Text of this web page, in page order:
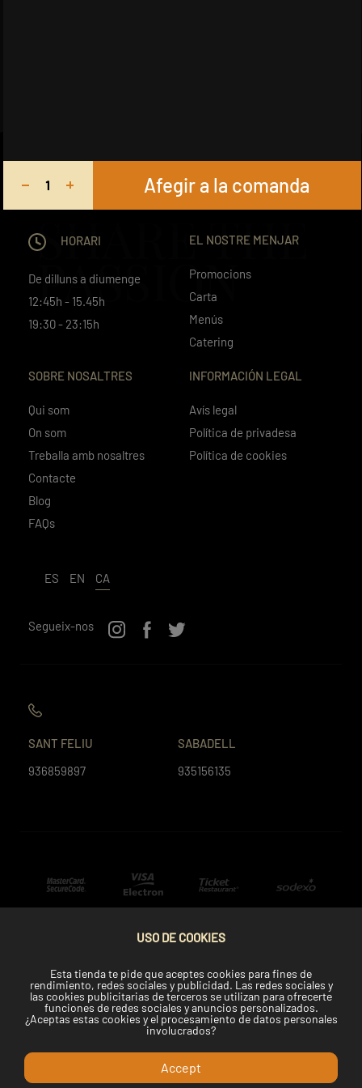
SHARE THE
PASSION
HORARI
De dilluns a diumenge
12:45h - 15.45h
19:30 - 23:15h
EL NOSTRE MENJAR
Promocions
Carta
Menús
Catering
SOBRE NOSALTRES
Qui som
On som
Treballa amb nosaltres
Contacte
Blog
FAQs
INFORMACIÓN LEGAL
Avís legal
Política de privadesa
Política de cookies
ES EN CA
Segueix-nos
SANT FELIU
936859897
SABADELL
935156135
Copyright © 2022 Telemaki.com.
USO DE COOKIES
Esta tienda te pide que aceptes cookies para fines de
rendimiento, redes sociales y publicidad. Las redes sociales y
las cookies publicitarias de terceros se utilizan para ofrecerte
funciones de redes sociales y anuncios personalizados.
¿Aceptas estas cookies y el procesamiento de datos personales
involucrados?
Accept
Afegir a la comanda